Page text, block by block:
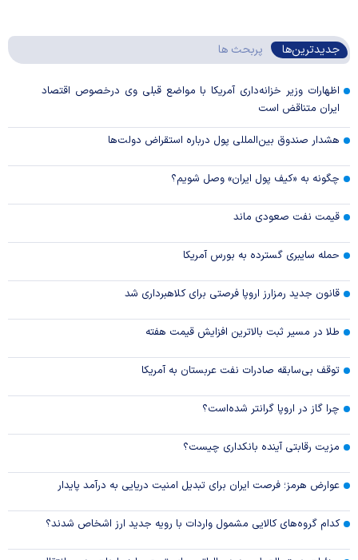
جدیدترین‌ها پربحث ها
اظهارات وزیر خزانه‌داری آمریکا با مواضع قبلی وی درخصوص اقتصاد
ایران متناقض است
هشدار صندوق بین‌المللی پول درباره استقراض دولت‌ها
چگونه به «کیف پول ایران» وصل شویم؟
قیمت نفت صعودی ماند
حمله سایبری گسترده به بورس آمریکا
قانون جدید رمزارز اروپا فرصتی برای کلاهبرداری شد
طلا در مسیر ثبت بالاترین افزایش قیمت هفته
توقف بی‌سابقه صادرات نفت عربستان به آمریکا
چرا گاز در اروپا گرانتر شده‌است؟
مزیت رقابتی آینده بانکداری چیست؟
عوارض هرمز؛ فرصت ایران برای تبدیل امنیت دریایی به درآمد پایدار
کدام گروه‌های کالایی مشمول واردات با رویه جدید ارز اشخاص شدند؟